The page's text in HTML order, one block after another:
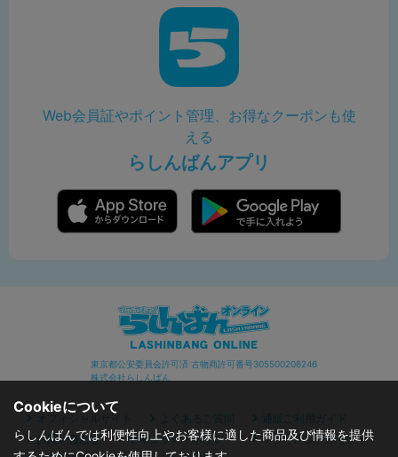
Web会員証やポイント管理、お得なクーポンも使
える
らしんばんアプリ
東京都公安委員会許可済 古物商許可番号305500206246
株式会社らしんばん
オフィシャルサイト よくあるご質問
通販ご利用ガイド
お問い合わせ
セキュリティポリシー
プライバシーポリシー
Cookieについて
らしんばんでは利便性向上やお客様に適した商品及び情報を提供